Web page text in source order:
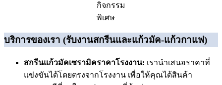
กิจกรรม
พิเศษ
บริการของเรา (รับงานสกรีนและแก้วมัค-แก้วกาแฟ)
สกรีนแก้วมัคเซรามิคราคาโรงงาน: เรานำเสนอราคาที่
แข่งขันได้โดยตรงจากโรงงาน เพื่อให้คุณได้สินค้า